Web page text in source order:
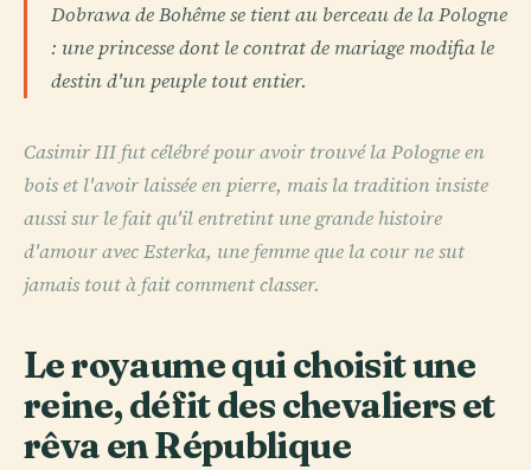
Dobrawa de Bohême se tient au berceau de la Pologne
: une princesse dont le contrat de mariage modifia le
destin d'un peuple tout entier.
Casimir III fut célébré pour avoir trouvé la Pologne en
bois et l'avoir laissée en pierre, mais la tradition insiste
aussi sur le fait qu'il entretint une grande histoire
d'amour avec Esterka, une femme que la cour ne sut
jamais tout à fait comment classer.
Le royaume qui choisit une
reine, défit des chevaliers et
rêva en République